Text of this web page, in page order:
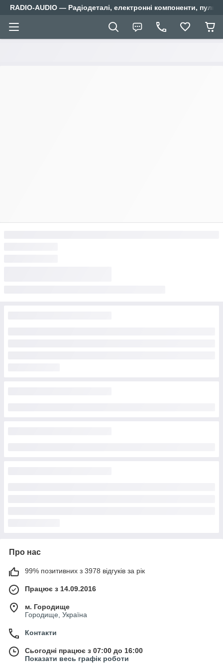
RADIO-AUDIO — Радіодеталі, електронні компоненти,
Про нас
99% позитивних з 3978 відгуків за рік
Працює з 14.09.2016
м. Городище
Городище, Україна
Контакти
Сьогодні працює з 07:00 до 16:00
Показати весь графік роботи